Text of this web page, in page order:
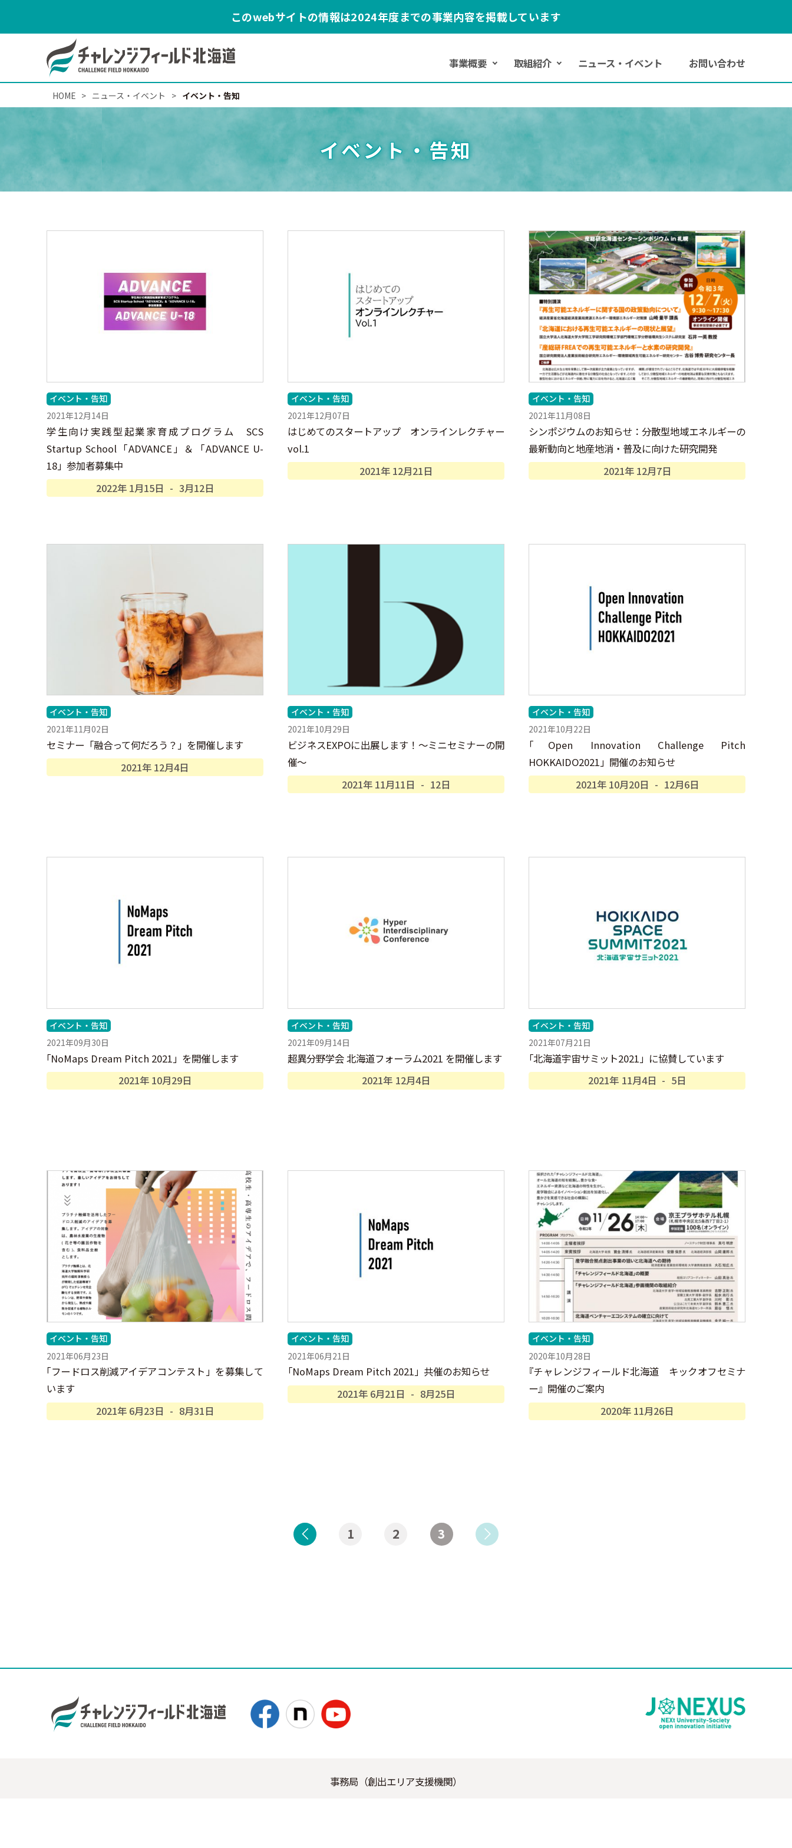
このwebサイトの情報は2024年度までの事業内容を掲載しています
事業概要 取組紹介 ニュース ・ イベント お問い合わせ
HOME > ニュース・イベント > イベント・告知
イベント・告知
イベント・告知
2021年12月14日
学生向け実践型起業家育成プログラム SCS
Startup School「ADVANCE」＆「ADVANCE U-
18」参加者募集中
2022年 1月15日 - 3月12日
イベント・告知
2021年12月07日
はじめてのスタートアップ オンラインレクチャー
vol.1
2021年 12月21日
イベント・告知
2021年11月08日
シンポジウムのお知らせ：分散型地域エネルギーの
最新動向と地産地消・普及に向けた研究開発
2021年 12月7日
イベント・告知
2021年11月02日
セミナー「融合って何だろう？」を開催します
2021年 12月4日
イベント・告知
2021年10月29日
ビジネスEXPOに出展します！～ミニセミナーの開
催～
2021年 11月11日 - 12日
イベント・告知
2021年10月22日
「 Open Innovation Challenge Pitch
HOKKAIDO2021」開催のお知らせ
2021年 10月20日 - 12月6日
イベント・告知
2021年09月30日
「NoMaps Dream Pitch 2021」を開催します
2021年 10月29日
イベント・告知
2021年09月14日
超異分野学会 北海道フォーラム2021 を開催します
2021年 12月4日
イベント・告知
2021年07月21日
「北海道宇宙サミット2021」に協賛しています
2021年 11月4日 - 5日
イベント・告知
2021年06月23日
「フードロス削減アイデアコンテスト」を募集して
います
2021年 6月23日 - 8月31日
イベント・告知
2021年06月21日
「NoMaps Dream Pitch 2021」共催のお知らせ
2021年 6月21日 - 8月25日
イベント・告知
2020年10月28日
『チャレンジフィールド北海道 キックオフセミナ
ー』開催のご案内
2020年 11月26日
投
1 2 3
事務局（創出エリア支援機関）